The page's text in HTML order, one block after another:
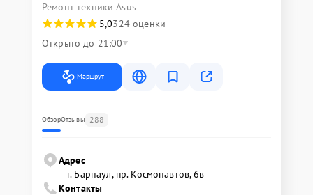
Ремонт техники Asus
5,0324 оценки
Открыто до 21:00
Маршрут
ОбзорОтзывы 288
Адрес
г. Барнаул, ​пр. Космонавтов, 6в
Контакты